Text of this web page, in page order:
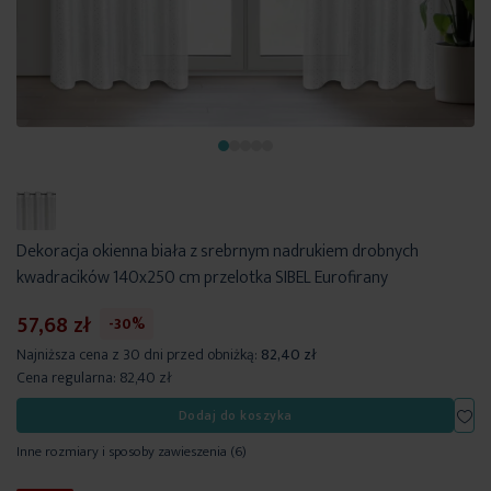
Dekoracja okienna biała z srebrnym nadrukiem drobnych
kwadracików 140x250 cm przelotka SIBEL Eurofirany
57,68 zł
-30%
Najniższa cena z 30 dni przed obniżką: 82,40 zł
Cena regularna: 82,40 zł
Dodaj do koszyka
Inne rozmiary i sposoby zawieszenia (6)